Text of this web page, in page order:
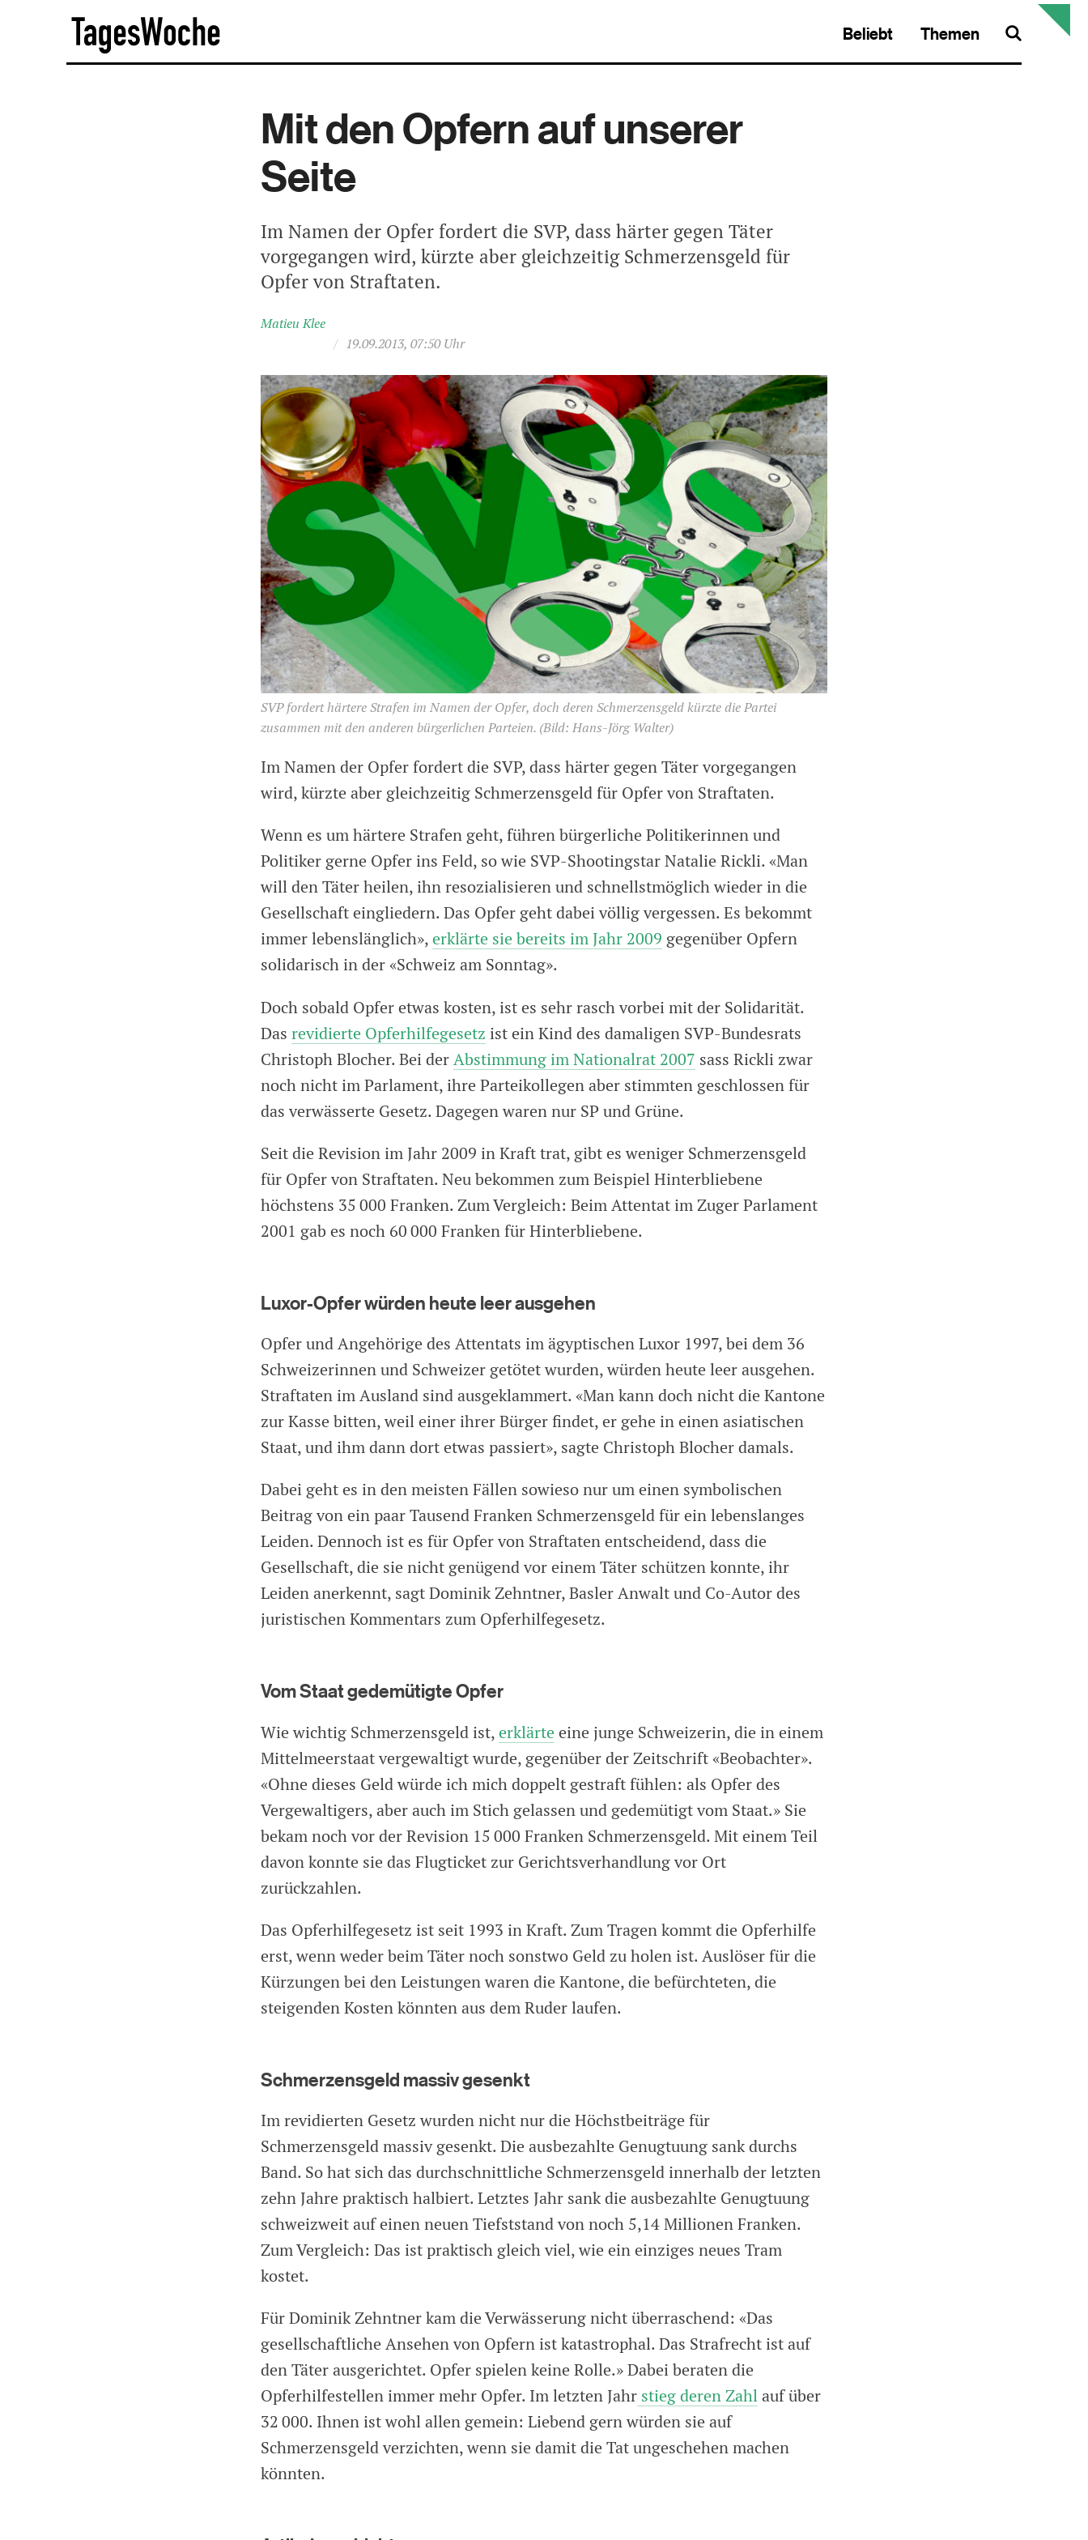
Beliebt Themen
Mit den Opfern auf unserer
Seite
Im Namen der Opfer fordert die SVP, dass härter gegen Täter
vorgegangen wird, kürzte aber gleichzeitig Schmerzensgeld für
Opfer von Straftaten.
Matieu Klee
/ 19.09.2013, 07:50 Uhr
SVP fordert härtere Strafen im Namen der Opfer, doch deren Schmerzensgeld kürzte die Partei
zusammen mit den anderen bürgerlichen Parteien. (Bild: Hans-Jörg Walter)
Im Namen der Opfer fordert die SVP, dass härter gegen Täter vorgegangen
wird, kürzte aber gleichzeitig Schmerzensgeld für Opfer von Straftaten.
Wenn es um härtere Strafen geht, führen bürgerliche Politikerinnen und
Politiker gerne Opfer ins Feld, so wie SVP-Shootingstar Natalie Rickli. «Man
will den Täter heilen, ihn resozialisieren und schnellstmöglich wieder in die
Gesellschaft eingliedern. Das Opfer geht dabei völlig vergessen. Es bekommt
immer lebenslänglich»,erklärte sie bereits im Jahr 2009 gegenüber Opfern
solidarisch in der «Schweiz am Sonntag».
Doch sobald Opfer etwas kosten, ist es sehr rasch vorbei mit der Solidarität.
Das revidierte Opferhilfe­gesetz ist ein Kind des damaligen SVP-Bundesrats
Christoph Blocher. Bei derAbstimmung im Nationalrat 2007 sass Rickli zwar
noch nicht im Parlament, ihre Parteikollegen aber stimmten geschlossen für
das verwässerte Gesetz. Dagegen waren nur SP und Grüne.
Seit die Revision im Jahr 2009 in Kraft trat, gibt es weniger Schmerzensgeld
für Opfer von Straftaten. Neu bekommen zum Beispiel Hinterbliebene
höchstens 35 000 Franken. Zum Vergleich: Beim Attentat im ­Zuger Parlament
2001 gab es noch 60 000 Franken für Hinterbliebene.
Luxor-Opfer würden heute leer ausgehen
Opfer und Angehörige des Attentats im ägyptischen Luxor 1997, bei dem 36
Schweizerinnen und Schweizer getötet wurden, würden heute leer ausgehen.
Straftaten im Ausland sind ausgeklammert. «Man kann doch nicht die Kantone
zur Kasse bitten, weil einer ihrer Bürger findet, er gehe in einen asiatischen
Staat, und ihm dann dort etwas passiert», sagte Christoph Blocher damals.
Dabei geht es in den meisten Fällen sowieso nur um einen symbolischen
Beitrag von ein paar Tausend Franken Schmerzensgeld für ein lebenslanges
Leiden. Dennoch ist es für Opfer von Straftaten entscheidend, dass die
Gesellschaft, die sie nicht genügend vor einem Täter schützen konnte, ihr
Leiden anerkennt, sagt Dominik Zehntner, Basler Anwalt und Co-Autor des
juristischen Kommentars zum Opferhilfegesetz.
Vom Staat gedemütigte Opfer
Wie wichtig Schmerzensgeld ist,erklärte eine junge Schweizerin, die in einem
Mittelmeerstaat vergewaltigt wurde, gegenüber der Zeitschrift «Beobachter».
«Ohne dieses Geld würde ich mich doppelt gestraft fühlen: als Opfer des
Vergewaltigers, aber auch im Stich gelassen und gedemütigt vom Staat.» Sie
bekam noch vor der Revision 15 000 Franken Schmerzensgeld. Mit einem Teil
davon konnte sie das Flugticket zur Gerichtsverhandlung vor Ort
zurückzahlen.
Das Opferhilfegesetz ist seit 1993 in Kraft. Zum Tragen kommt die Opferhilfe
erst, wenn weder beim Täter noch sonstwo Geld zu holen ist. Auslöser für die
Kürzungen bei den Leistungen waren die Kantone, die befürchteten, die
steigenden Kosten könnten aus dem Ruder laufen.
Schmerzensgeld massiv gesenkt
Im revidierten Gesetz wurden nicht nur die Höchstbeiträge für
Schmerzensgeld massiv gesenkt. Die ausbezahlte Genugtuung sank durchs
Band. So hat sich das durchschnittliche Schmerzensgeld innerhalb der letzten
zehn Jahre praktisch halbiert. Letztes Jahr sank die ausbezahlte Genugtuung
schweizweit auf einen neuen Tiefststand von noch 5,14 Millionen Franken.
Zum Vergleich: Das ist praktisch gleich viel, wie ein einziges neues Tram
kostet.
Für Dominik Zehntner kam die Verwässerung nicht überraschend: «Das
gesellschaftliche Ansehen von Opfern ist katastrophal. Das Strafrecht ist auf
den Täter ausgerichtet. Opfer spielen keine Rolle.» Dabei beraten die
Opferhilfestellen immer mehr Opfer. Im letzten Jahr stieg deren Zahlauf über
32 000. Ihnen ist wohl allen gemein: Liebend gern würden sie auf
Schmerzensgeld verzichten, wenn sie damit die Tat ungeschehen machen
könnten.